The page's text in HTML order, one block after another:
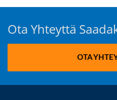
Ota Yhteyttä
OTA